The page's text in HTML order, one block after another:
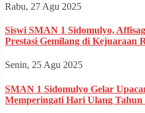
Rabu, 27 Agu 2025
Siswi SMAN 1 Sidomulyo,
Prestasi Gemilang di Kejuaraan
Senin, 25 Agu 2025
SMAN 1 Sidomulyo Gelar
Memperingati Hari Ulang Tahun